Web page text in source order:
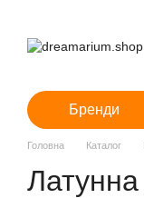
Бренди
Головна Каталог